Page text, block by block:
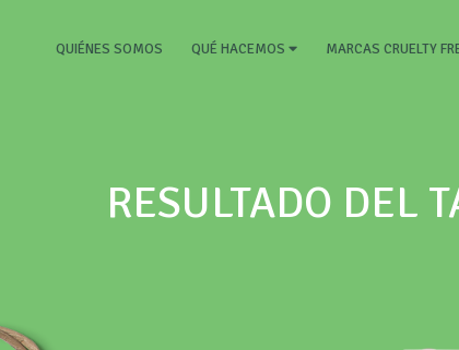
QUIÉNES SOMOS (CURRENT)
QUÉ HACEMOS MARCAS CRUELTY
RESULTADO DEL